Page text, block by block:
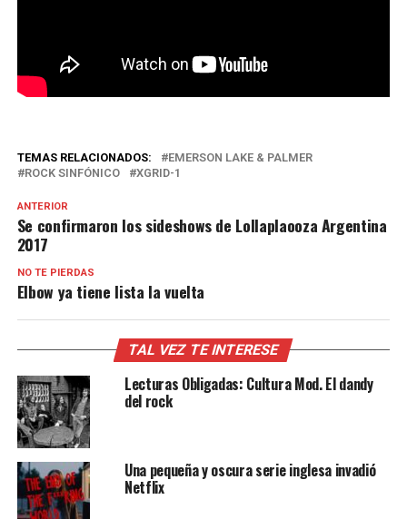
TEMAS RELACIONADOS:
EMERSON LAKE & PALMER
ROCK SINFÓNICO
XGRID-1
ANTERIOR
Se confirmaron los sideshows de Lollaplaooza Argentina
2017
NO TE PIERDAS
Elbow ya tiene lista la vuelta
TAL VEZ TE INTERESE
Lecturas Obligadas: Cultura Mod. El dandy
del rock
Una pequeña y oscura serie inglesa invadió
Netflix